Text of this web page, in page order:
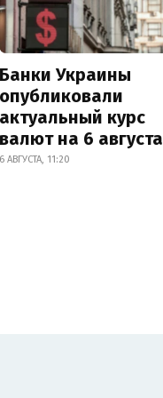
Банки Украины
опубликовали
актуальный курс
валют на 6 августа
6 АВГУСТА, 11:20